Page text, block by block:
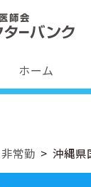
ホーム
常勤 沖縄県